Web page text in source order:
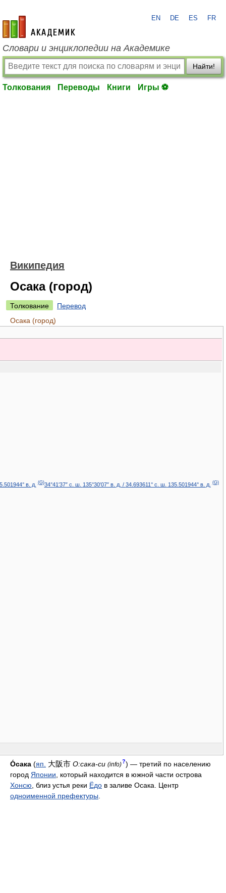
academic.ru
EN DE ES FR
Словари и энциклопедии на Академике
Найти!
Толкования Переводы Книги Игры ⚽
Википедия
Осака (город)
Толкование
Перевод
Осака (город)
в. д. (G)34°41′37″ с. ш. 135°30′07″ в. д. / 34.693611° с. ш. 135.501944° в. д. (G)
О́сака (яп. 大阪市 О:сака-си (info)?) — третий по населению
город Японии , который находится в южной части острова
Хонсю , близ устья реки Ёдо в заливе Осака. Центр
одноименной префектуры